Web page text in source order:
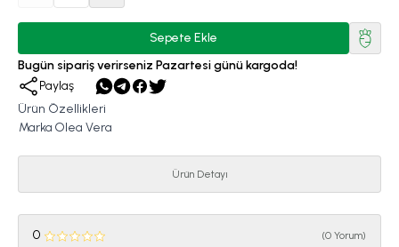
Sepete Ekle
Bugün sipariş verirseniz Pazartesi günü kargoda!
Paylaş
Ürün Özellikleri
Marka Olea Vera
Ürün Detayı
0 (0 Yorum)